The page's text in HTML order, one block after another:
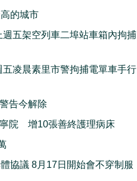
的城市
五架空列車二埠站車箱內拘捕
凌晨素里市警拘捕電單車手行
警告今解除
院 增10張善終護理病床
協議 8月17日開始會不穿制服